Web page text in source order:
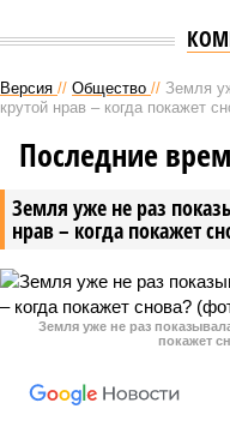
Версия // Общество // Земля
крутой нрав – когда покажет
Земля уже не раз
нрав – когда покажет
Последние
Земля уже не раз
покажет